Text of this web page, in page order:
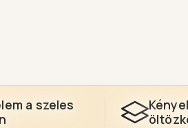
a szeles